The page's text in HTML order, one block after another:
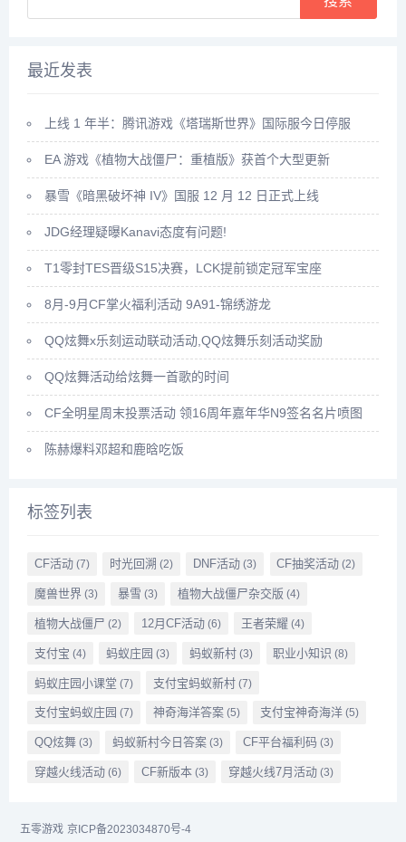
最近发表
上线 1 年半：腾讯游戏《塔瑞斯世界》国际服今日停服
EA 游戏《植物大战僵尸：重植版》获首个大型更新
暴雪《暗黑破坏神 IV》国服 12 月 12 日正式上线
JDG经理疑曝Kanavi态度有问题!
T1零封TES晋级S15决赛，LCK提前锁定冠军宝座
8月-9月CF掌火福利活动 9A91-锦绣游龙
QQ炫舞x乐刻运动联动活动,QQ炫舞乐刻活动奖励
QQ炫舞活动给炫舞一首歌的时间
CF全明星周末投票活动 领16周年嘉年华N9签名名片喷图
陈赫爆料邓超和鹿晗吃饭
标签列表
CF活动(7) 时光回溯 (2) DNF活动 (3) CF抽奖活动 (2)
魔兽世界(3) 暴雪 (3) 植物大战僵尸杂交版 (4)
植物大战僵尸 (2) 12月CF活动(6) 王者荣耀 (4)
支付宝 (4) 蚂蚁庄园 (3) 蚂蚁新村 (3) 职业小知识 (8)
蚂蚁庄园小课堂 (7) 支付宝蚂蚁新村(7)
支付宝蚂蚁庄园 (7) 神奇海洋答案(5) 支付宝神奇海洋 (5)
QQ炫舞(3) 蚂蚁新村今日答案(3) CF平台福利码 (3)
穿越火线活动(6) CF新版本(3) 穿越火线7月活动 (3)
五零游戏 京ICP备2023034870号-4